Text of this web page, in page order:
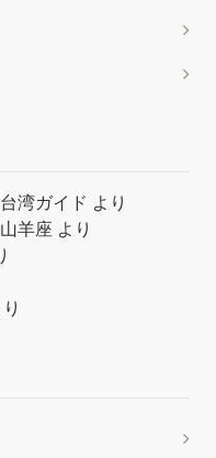
台湾ガイド より
山羊座 より